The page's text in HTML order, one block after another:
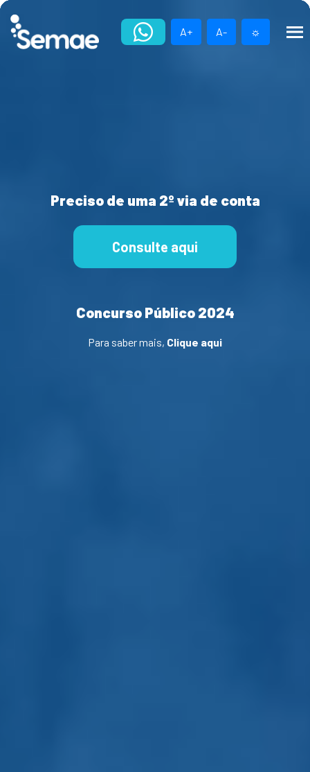
Skip
content
A+ A- ☼
Preciso de uma 2º via de conta
Consulte aqui
Concurso Público 2024
Para saber mais, Clique aqui